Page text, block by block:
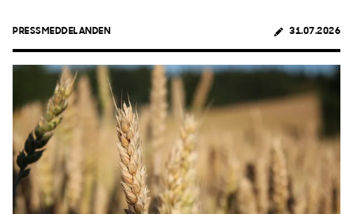
PRESSMEDDELANDEN 31.07.2026